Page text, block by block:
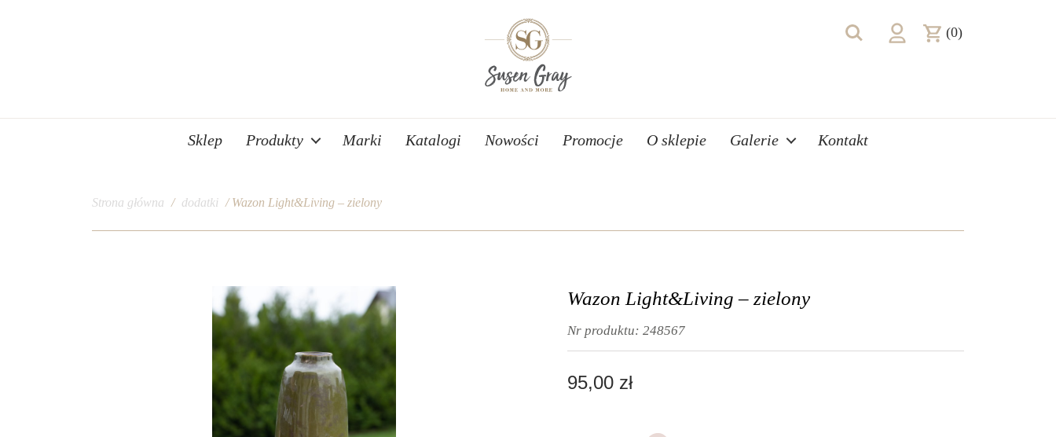
(0)
Sklep Produkty Marki Katalogi Nowości Promocje O sklepie Galerie Kontakt
Strona główna / dodatki / Wazon Light&Living – zielony
Wazon Light&Living – zielony
Nr produktu: 248567
95,00 zł